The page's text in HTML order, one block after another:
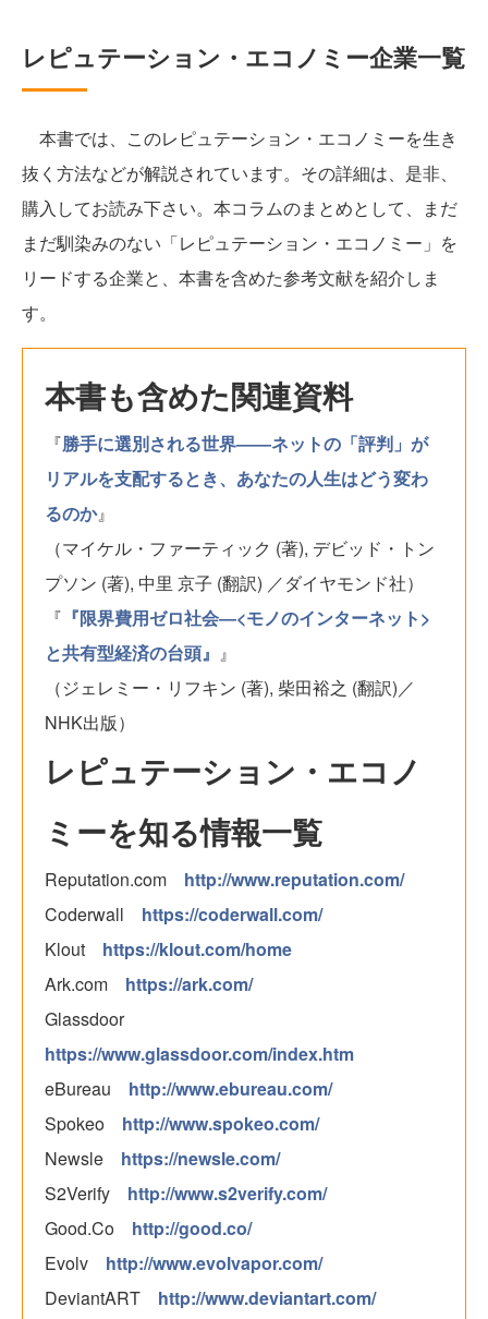
レピュテーション・エコノミー企業一覧
本書では、このレピュテーション・エコノミーを生き
抜く方法などが解説されています。その詳細は、是非、
購入してお読み下さい。本コラムのまとめとして、まだ
まだ馴染みのない「レピュテーション・エコノミー」を
リードする企業と、本書を含めた参考文献を紹介しま
す。
本書も含めた関連資料
『勝手に選別される世界――ネットの「評判」が
リアルを支配するとき、あなたの人生はどう変わ
るのか』
（マイケル・ファーティック (著), デビッド・トン
プソン (著), 中里 京子 (翻訳) ／ダイヤモンド社）
『 『限界費用ゼロ社会―<モノのインターネット>
と共有型経済の台頭』 』
（ジェレミー・リフキン (著), 柴田裕之 (翻訳)／
NHK出版）
レピュテーション・エコノ
ミーを知る情報一覧
Reputation.com http://www.reputation.com/
Coderwall https://coderwall.com/
Klout https://klout.com/home
Ark.com https://ark.com/
Glassdoor
https://www.glassdoor.com/index.htm
eBureau http://www.ebureau.com/
Spokeo http://www.spokeo.com/
Newsle https://newsle.com/
S2Verify http://www.s2verify.com/
Good.Co http://good.co/
Evolv http://www.evolvapor.com/
DeviantART http://www.deviantart.com/